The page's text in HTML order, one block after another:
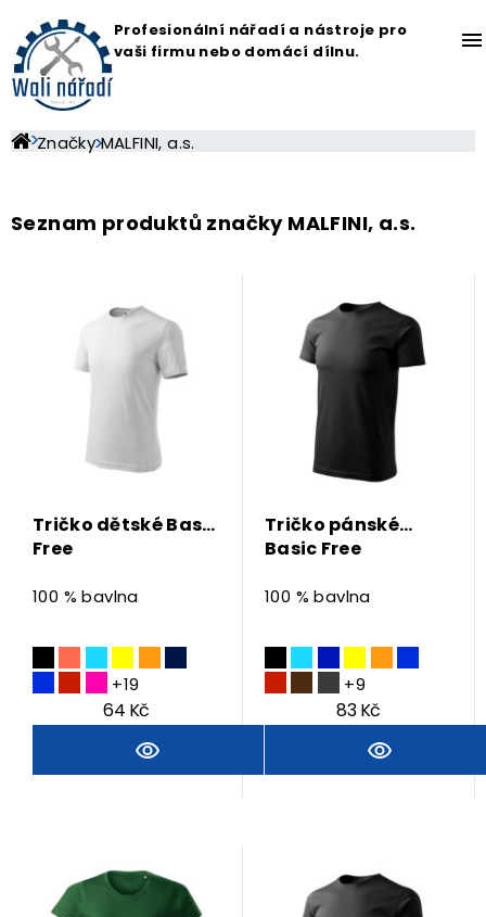
Profesionální nářadí a nástroje pro
vaši firmu nebo domácí dílnu.
Značky MALFINI, a.s.
Seznam produktů značky MALFINI, a.s.
Tričko dětské Basic
Free
100 % bavlna
+19
64 Kč
Tričko pánské
Basic Free
100 % bavlna
+9
83 Kč
menu